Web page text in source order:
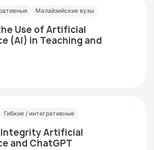
Малайзийские вузы
Use of Artificial
(AI) in Teaching and
Гибкие / интегративные
Integrity Artificial
and ChatGPT